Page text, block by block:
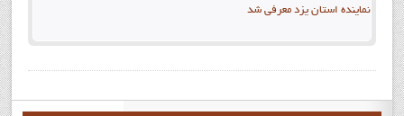
نماينده استان يزد معرفي شد